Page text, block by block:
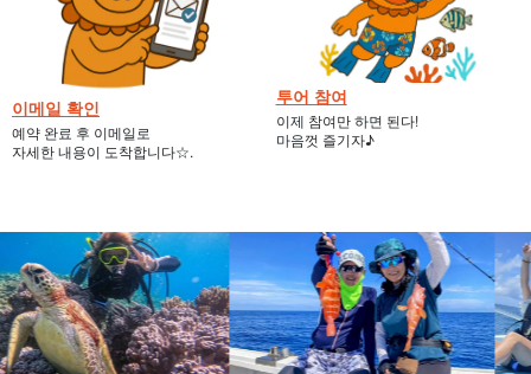
이메일 확인
예약 완료 후 이메일로
자세한 내용이 도착합니다☆.
투어 참여
이제 참여만 하면 된다!
마음껏 즐기자♪